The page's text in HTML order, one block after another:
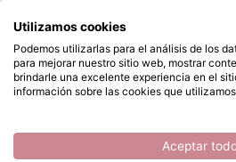
Saltar al contenido principal
Disponible
Nuvo • Paint brush
/ Cepillos universales / Nuvo • Paint
¿Qué estás buscando?
Utilizamos cookies
Podemos utilizarlas para el análisis de los
para mejorar nuestro sitio web, mostrar
brindarle una excelente experiencia en el
información sobre las cookies que
Aceptar